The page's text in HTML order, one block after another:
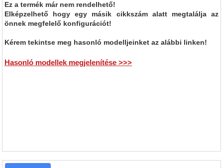
Ez a termék már nem rendelhető!
Elképzelhető hogy egy másik cikkszám alatt megtalálja az
önnek megfelelő konfigurációt!
Kérem tekintse meg hasonló modelljeinket az alábbi linken!
Hasonló modellek megjelenítése >>>